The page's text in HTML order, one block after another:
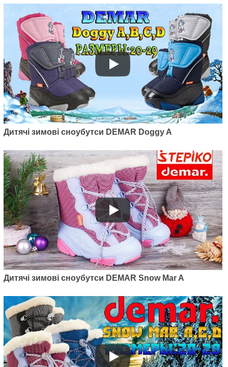
Артикул: 1201C
Дитячі зимові дутики Demar Alex
(сірий)
899грн.
Артикул: 1510NE
Дитячі зимові дутики Demar
Furry 2 Light Silver NE
760
Дитячі зимові сноубутси DEMAR Doggy A
Дитячі зимові сноубутси DEMAR Snow Mar A